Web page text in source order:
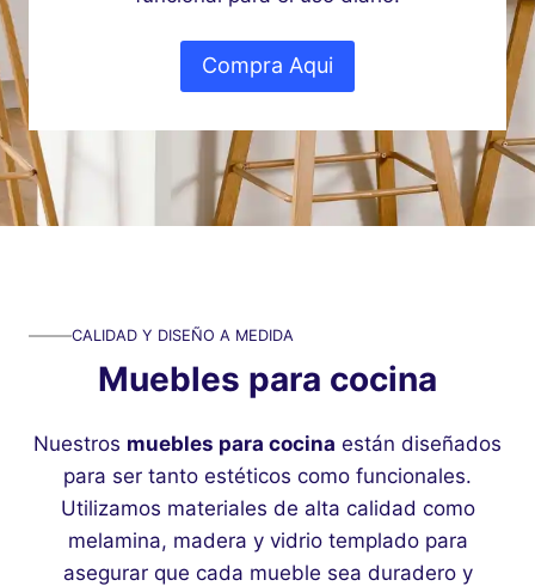
Compra Aqui
CALIDAD Y DISEÑO A MEDIDA
Muebles para cocina
Nuestros muebles para cocina están diseñados
para ser tanto estéticos como funcionales.
Utilizamos materiales de alta calidad como
melamina, madera y vidrio templado para
asegurar que cada mueble sea duradero y